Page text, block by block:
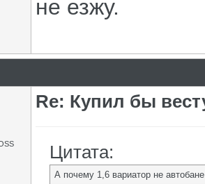
не езжу.
Re: Купил бы
Цитата:
А почему 1,6 вариатор не